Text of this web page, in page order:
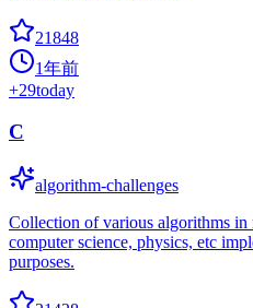
21848
1年前
+29today
C
algorithm-challenges
Collection of various algorithms in
computer science, physics, etc
purposes.